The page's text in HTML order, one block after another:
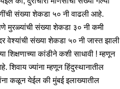
संख्या शेकडा ५० नी वाढली आहे.
मुरळ्यांची संख्या शेकडा ३० नी कमी
वेश्यांची संख्या शेकडा ५० नी जास्त झाली
शिक्षणाच्या कांडीने कशी साधावी ! म्हणून
शिवाय ज्यांना म्हणून हिंदुस्थानातील
कळून येईल की मुंबई इलाख्यातील